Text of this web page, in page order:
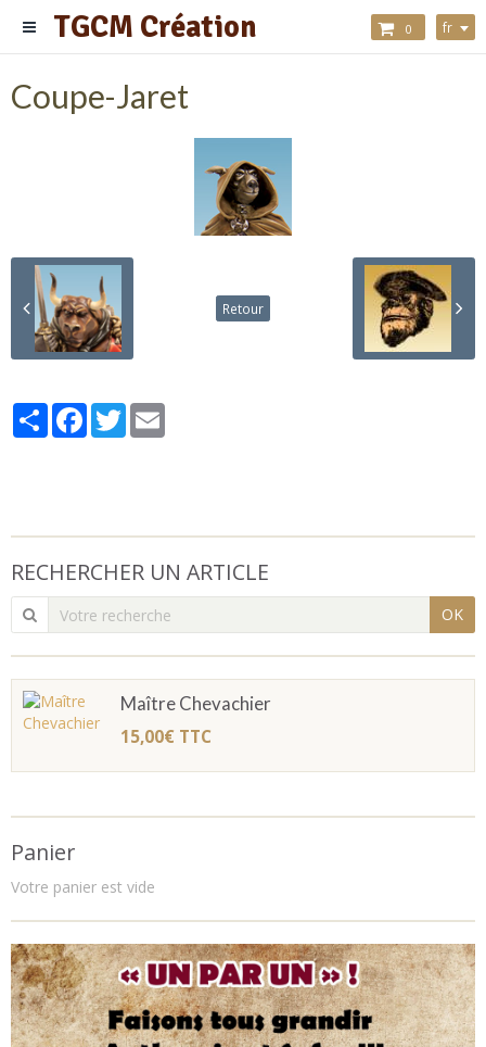
TGCM Création 0 fr
Coupe-Jaret
Retour
PartagerFacebook
Twitter
RECHERCHER UN ARTICLE
OK
Maître Chevachier
15,00€ TTC
Panier
Votre panier est vide